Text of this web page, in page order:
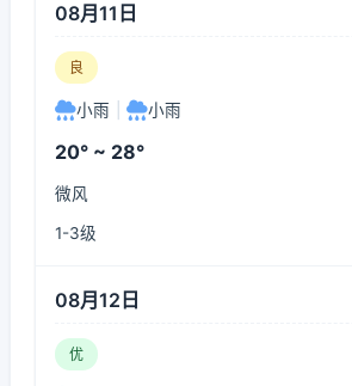
08月11日
良
小雨 小雨
20° ~ 28°
微风
1-3级
08月12日
优